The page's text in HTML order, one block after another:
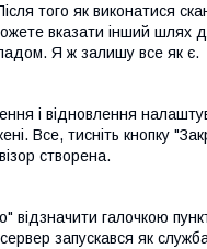
того як виконатися
вказати інший шлях
Я ж залишу все як є.
і відновлення
Все, тисніть кнопку
створена.
галочкою
запускався як